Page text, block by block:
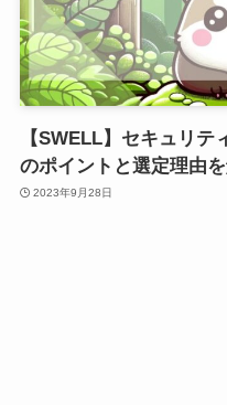
【SWELL】セキュリ
のポイントと選定理由
2023年9月28日